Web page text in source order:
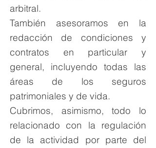
arbitral.
También asesoramos en la
redacción de condiciones y
contratos en particular y
general, incluyendo todas las
áreas de los seguros
patrimoniales y de vida.
Cubrimos, asimismo, todo lo
relacionado con la regulación
de la actividad por parte del